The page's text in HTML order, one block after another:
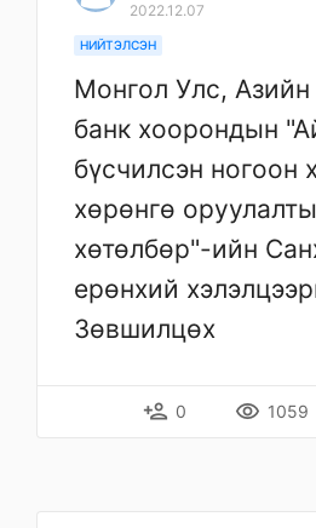
2022.12.07
НИЙТЭЛСЭН
Монгол Улс,
банк хоорондын
бүсчилсэн ногоон
хөрөнгө
хөтөлбөр"-ийн
ерөнхий
Зөвшилцөх
person_add 0 remove_red_eye 1059